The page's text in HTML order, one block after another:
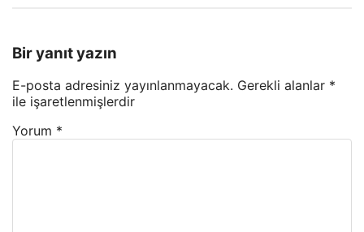
Bir yanıt yazın
E-posta adresiniz yayınlanmayacak. Gerekli alanlar *
ile işaretlenmişlerdir
Yorum *